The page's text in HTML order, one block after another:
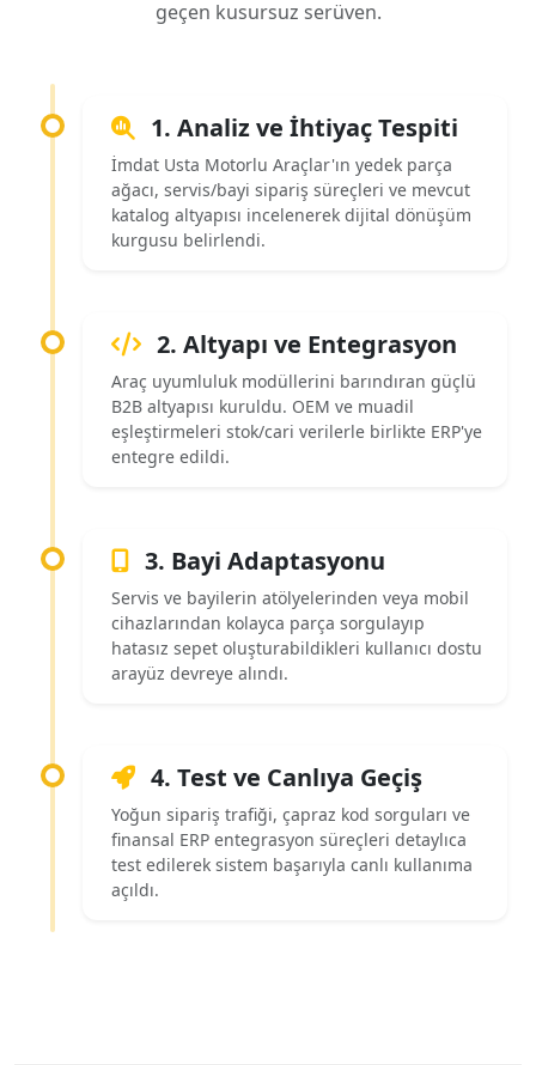
geçen kusursuz serüven.
1. Analiz ve İhtiyaç Tespiti
İmdat Usta Motorlu Araçlar'ın yedek parça
ağacı, servis/bayi sipariş süreçleri ve mevcut
katalog altyapısı incelenerek dijital dönüşüm
kurgusu belirlendi.
2. Altyapı ve Entegrasyon
Araç uyumluluk modüllerini barındıran güçlü
B2B altyapısı kuruldu. OEM ve muadil
eşleştirmeleri stok/cari verilerle birlikte ERP'ye
entegre edildi.
3. Bayi Adaptasyonu
Servis ve bayilerin atölyelerinden veya mobil
cihazlarından kolayca parça sorgulayıp
hatasız sepet oluşturabildikleri kullanıcı dostu
arayüz devreye alındı.
4. Test ve Canlıya Geçiş
Yoğun sipariş trafiği, çapraz kod sorguları ve
finansal ERP entegrasyon süreçleri detaylıca
test edilerek sistem başarıyla canlı kullanıma
açıldı.